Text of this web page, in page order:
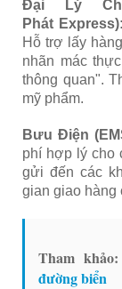
Đại Lý
Phát Express):
Hỗ trợ lấy
nhãn mác
thông quan".
mỹ phẩm.
Bưu Điện
phí hợp lý cho
gửi đến các
gian giao hàng
Tham khảo:
đường biển